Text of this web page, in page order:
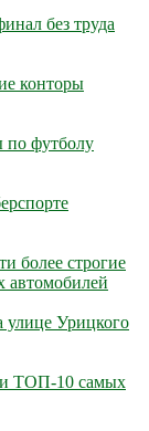
без труда
конторы
по футболу
более строгие
автомобилей
улице Урицкого
ТОП-10 самых